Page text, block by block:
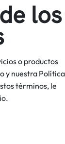
los
o productos
y nuestra Política
términos, le